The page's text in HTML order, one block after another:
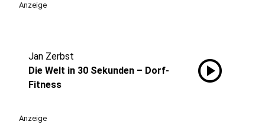
Anzeige
Jan Zerbst
Die Welt in 30 Sekunden – Dorf-
Fitness
play_circle
Anzeige